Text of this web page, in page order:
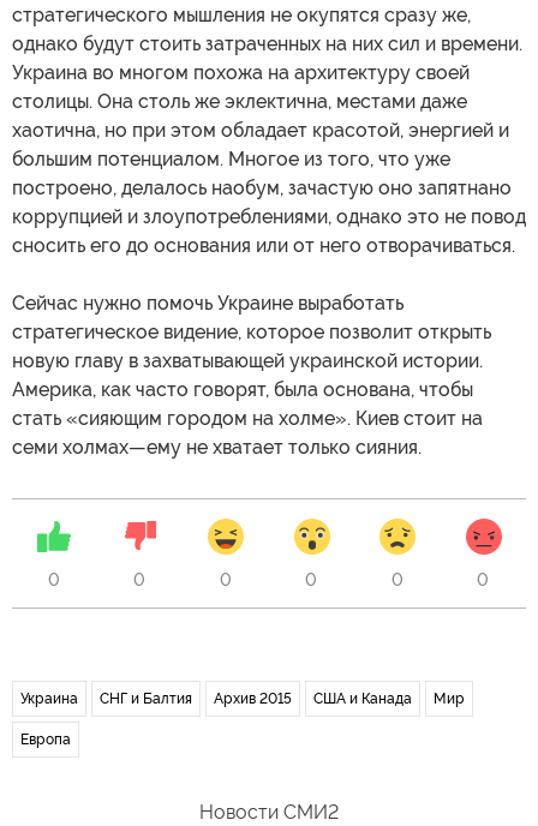
стратегического мышления не окупятся сразу же,
однако будут стоить затраченных на них сил и времени.
Украина во многом похожа на архитектуру своей
столицы. Она столь же эклектична, местами даже
хаотична, но при этом обладает красотой, энергией и
большим потенциалом. Многое из того, что уже
построено, делалось наобум, зачастую оно запятнано
коррупцией и злоупотреблениями, однако это не повод
сносить его до основания или от него отворачиваться.
Сейчас нужно помочь Украине выработать
стратегическое видение, которое позволит открыть
новую главу в захватывающей украинской истории.
Америка, как часто говорят, была основана, чтобы
стать «сияющим городом на холме». Киев стоит на
семи холмах—ему не хватает только сияния.
0 0 0 0 0 0
Украина СНГ и Балтия Архив 2015 США и Канада Мир
Европа
Новости СМИ2